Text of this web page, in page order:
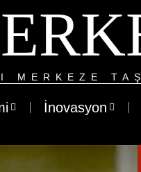
MERKEZE
İnovasyon